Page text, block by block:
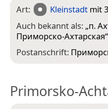
Art: Kleinstadt mit
Auch bekannt als: „п.
Приморско-Ахтарская“
Postanschrift:
Primorsko-